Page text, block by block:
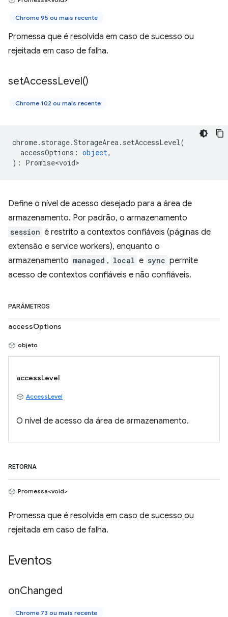
Chrome 95 ou mais recente
Promessa que é resolvida em caso de sucesso ou
rejeitada em caso de falha.
setAccessLevel()
Chrome 102 ou mais recente
chrome. storage.StorageArea. setAccessLevel(
accessOptions : object,
) : Promise<void>
Define o nível de acesso desejado para a área de
armazenamento. Por padrão, o armazenamento
session é restrito a contextos confiáveis (páginas de
extensão e service workers), enquanto o
armazenamento managed , local e sync permite
acesso de contextos confiáveis e não confiáveis.
PARÂMETROS
accessOptions
objeto
accessLevel
AccessLevel
O nível de acesso da área de armazenamento.
RETORNA
Promessa<void>
Promessa que é resolvida em caso de sucesso ou
rejeitada em caso de falha.
Eventos
onChanged
Chrome 73 ou mais recente